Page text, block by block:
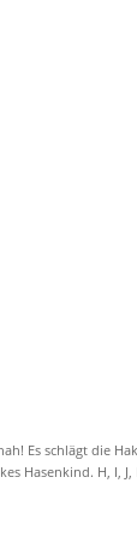
Es schlägt die
Hasenkind. H, I,